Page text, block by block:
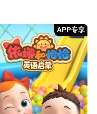
APP专享